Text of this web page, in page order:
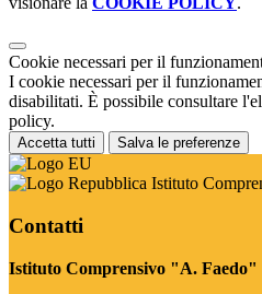
Cookie necessari per il
I cookie necessari per il
disabilitati. È possibile consultare
policy.
Accetta tutti Salva le preferenze
Istituto
Contatti
Istituto Comprensivo "A. Faedo"